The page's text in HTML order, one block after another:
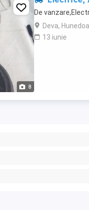
8
De
Deva,
13 iunie